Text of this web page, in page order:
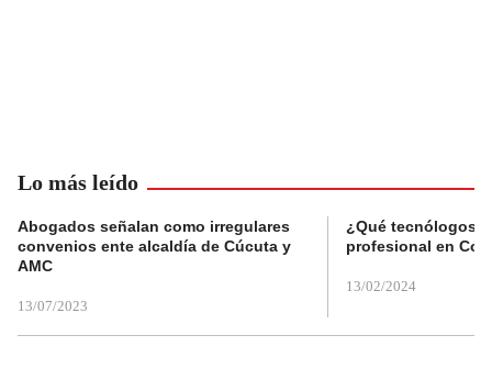
Lo más leído
Abogados señalan como irregulares
convenios ente alcaldía de Cúcuta y
AMC
13/07/2023
¿Qué tecnólogos
profesional en
13/02/2024